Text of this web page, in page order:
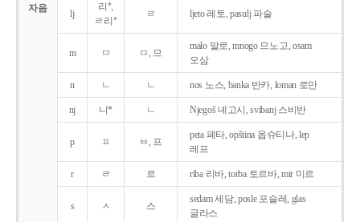
자음 lj
리*,
ㄹ리*
ㄹ ljeto 레토, pasulj 파술
m ㅁ ㅁ, 므
malo 말로, mnogo 므노고, osam
오삼
n ㄴ ㄴ nos 노스, banka 반카, loman 로만
nj 니* ㄴ Njegoš 녜고시, svibanj 스비반
p ㅍ ㅂ, 프
peta 페타, opština 옵슈티나, lep
레프
r ㄹ 르 riba 리바, torba 토르바, mir 미르
s ㅅ 스
sedam 세담, posle 포슬레, glas
글라스